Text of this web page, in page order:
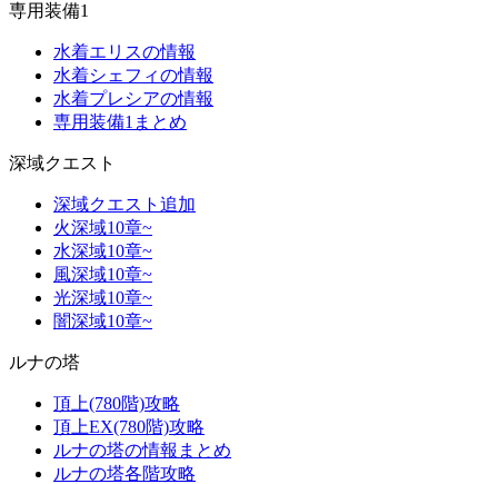
専用装備1
水着エリスの情報
水着シェフィの情報
水着プレシアの情報
専用装備1まとめ
深域クエスト
深域クエスト追加
火深域10章~
水深域10章~
風深域10章~
光深域10章~
闇深域10章~
ルナの塔
頂上(780階)攻略
頂上EX(780階)攻略
ルナの塔の情報まとめ
ルナの塔各階攻略